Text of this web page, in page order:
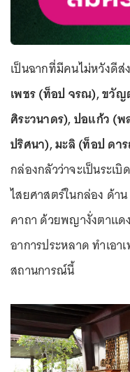
เป็นฉากที่มีคนไม่หวังดี
เพชร (ท็อป จรณ), ขวั
ศิระวนาดร), ปอแก้ว (
ปริศนา), มะลิ (ท็อป ดา
กล่องกลัวว่าจะเป็นระ
ไสยศาสตร์ในกล่อง ด้าน
คาถา ด้วยพญางั่งตาแด
อาการประหลาด ทำเอ
สถานการณ์นี้